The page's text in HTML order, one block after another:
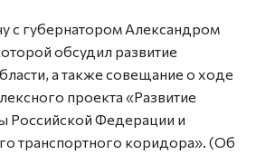
с губернатором Александром
обсудил развитие
а также совещание о ходе
проекта «Развитие
Российской Федерации и
транспортного коридора». (Об